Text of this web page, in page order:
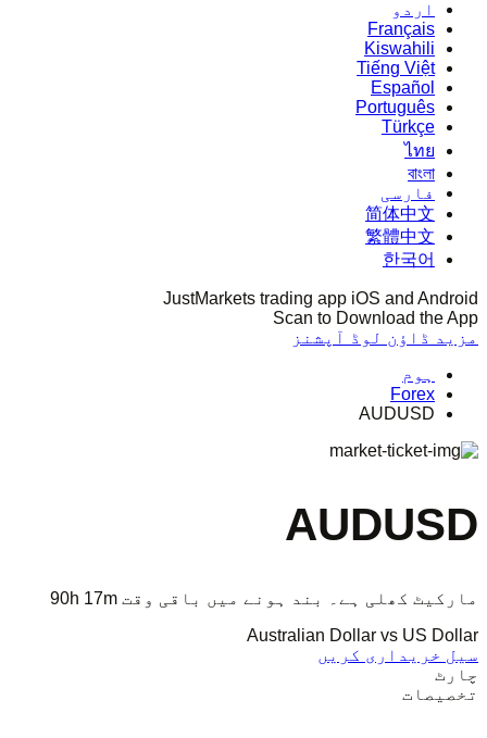
اردو
Français
Kiswahili
Tiếng Việt
Español
Português
Türkçe
ไทย
বাংলা
فارسی
简体中文
繁體中文
한국어
JustMarkets trading app iOS and Android
Scan to Download the App
مزید ڈاؤن لوڈ آپشنز
ہوم
Forex
AUDUSD
AUDUSD
مارکیٹ کھلی ہے۔ بند ہونے میں باقی وقت 90h 17m
Australian Dollar vs US Dollar
سیل خریداری کریں
چارٹ
تخصیصات